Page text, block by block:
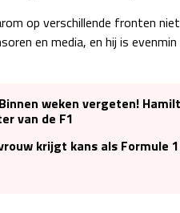
op verschillende fronten
en media, en hij is evenmin
weken vergeten!
van de F1
krijgt kans als Formule